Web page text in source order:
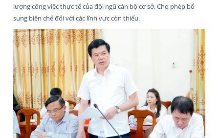
lượng công việc thực tế của đội ngũ cán bộ cơ sở. Cho phép bổ
sung biên chế đối với các lĩnh vực còn thiếu.